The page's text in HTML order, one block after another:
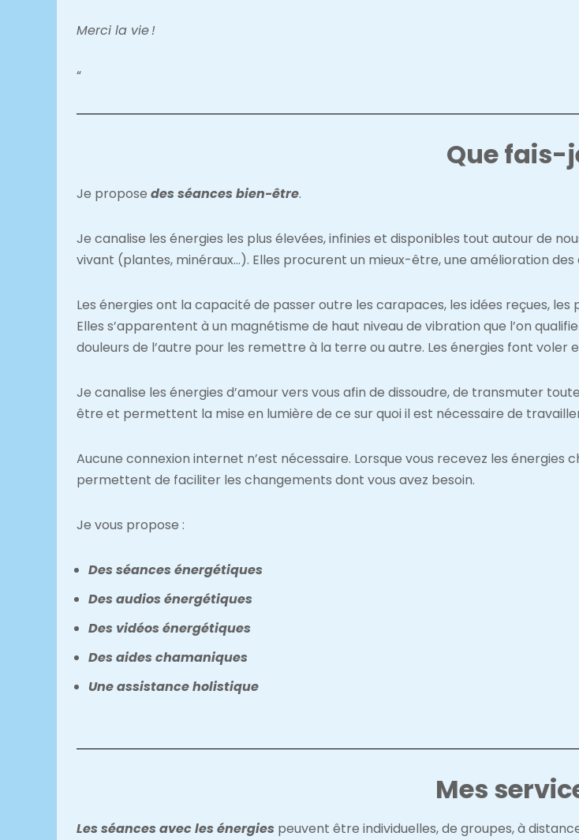
Merci la vie !
“
Que fais-
Je propose des séances bien-être.
Je canalise les énergies les plus élevées, infinies et disponibles tout autour de
vivant (plantes, minéraux…). Elles procurent un mieux-être, une amélioration
Les énergies ont la capacité de passer outre les carapaces, les idées reçues, les
Elles s’apparentent à un magnétisme de haut niveau de vibration que l’on
douleurs de l’autre pour les remettre à la terre ou autre. Les énergies font voler
Je canalise les énergies d’amour vers vous afin de dissoudre, de transmuter
être et permettent la mise en lumière de ce sur quoi il est nécessaire de
Aucune connexion internet n’est nécessaire. Lorsque vous recevez les
permettent de faciliter les changements dont vous avez besoin.
Je vous propose :
Des séances énergétiques
Des audios énergétiques
Des vidéos énergétiques
Des aides chamaniques
Une assistance holistique
Mes
Les séances avec les énergies peuvent être individuelles, de groupes, à